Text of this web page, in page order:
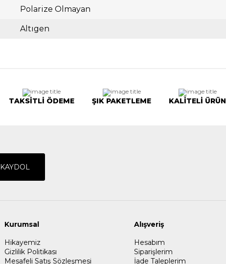
Polarize Olmayan
Altıgen
TAKSİTLİ ÖDEME ŞIK PAKETLEME KALİTELİ ÜRÜN
KAYDOL
Kurumsal
Hikayemiz
Gizlilik Politikası
Mesafeli Satış Sözleşmesi
Alışveriş
Hesabım
Siparişlerim
İade Taleplerim